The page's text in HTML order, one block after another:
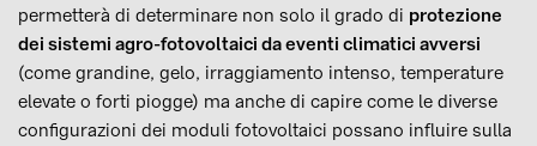
permetterà di determinare non solo il grado di protezione
dei sistemi agro-fotovoltaici da eventi climatici avversi
(come grandine, gelo, irraggiamento intenso, temperature
elevate o forti piogge) ma anche di capire come le diverse
configurazioni dei moduli fotovoltaici possano influire sulla